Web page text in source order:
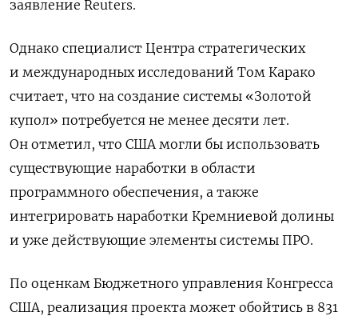
заявление Reuters.
Однако специалист Центра стратегических
и международных исследований Том Карако
считает, что на создание системы «Золотой
купол» потребуется не менее десяти лет.
Он отметил, что США могли бы использовать
существующие наработки в области
программного обеспечения, а также
интегрировать наработки Кремниевой долины
и уже действующие элементы системы ПРО.
По оценкам Бюджетного управления Конгресса
США, реализация проекта может обойтись в 831